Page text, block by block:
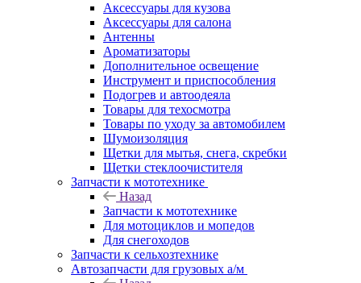
Аксессуары для кузова
Аксессуары для салона
Антенны
Ароматизаторы
Дополнительное освещение
Инструмент и приспособления
Подогрев и автоодеяла
Товары для техосмотра
Товары по уходу за автомобилем
Шумоизоляция
Щетки для мытья, снега, скребки
Щетки стеклоочистителя
Запчасти к мототехнике
Назад
Запчасти к мототехнике
Для мотоциклов и мопедов
Для снегоходов
Запчасти к сельхозтехнике
Автозапчасти для грузовых а/м